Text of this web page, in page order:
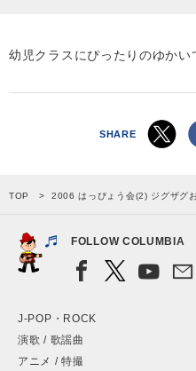
幼児クラスにぴったりのゆかい
SHARE
TOP 2006 はっぴょう会(2) ジグザグ
FOLLOW COLUMBIA
J-POP・ROCK
演歌 / 歌謡曲
アニメ / 特撮